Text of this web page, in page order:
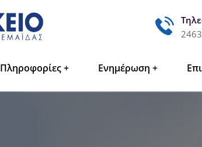
Πληροφορίες Ενημέρωση